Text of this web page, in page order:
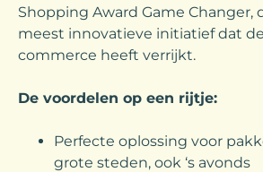
Shopping Award Game Changer,
meest innovatieve initiatief dat
commerce heeft verrijkt.
De voordelen op een rijtje:
Perfecte oplossing voor
grote steden, ook ‘s avonds